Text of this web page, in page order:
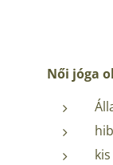
Női jóga